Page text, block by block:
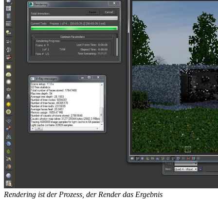
Rendering ist der Prozess, der Render das Ergebnis